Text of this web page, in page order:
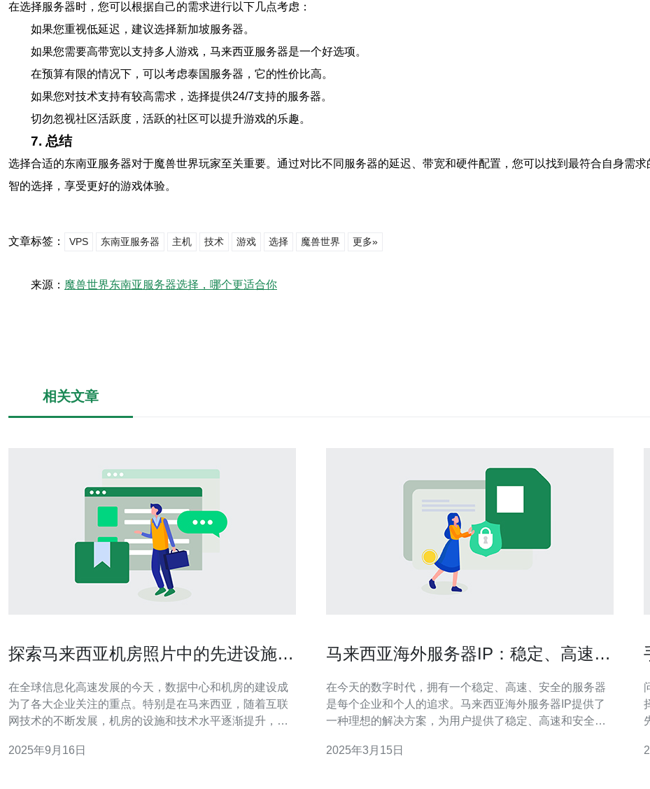
在选择服务器时，您可以根据自己的需求进行以下几点考虑：
如果您重视低延迟，建议选择新加坡服务器。
如果您需要高带宽以支持多人游戏，马来西亚服务器是一个好选项。
在预算有限的情况下，可以考虑泰国服务器，它的性价比高。
如果您对技术支持有较高需求，选择提供24/7支持的服务器。
切勿忽视社区活跃度，活跃的社区可以提升游戏的乐趣。
7. 总结
选择合适的东南亚服务器对于魔兽世界玩家至关重要。通过对比不同服务器的延迟、带宽和硬件配置，您可以找到最符合自身需
智的选择，享受更好的游戏体验。
文章标签： VPS 东南亚服务器 主机 技术 游戏 选择 魔兽世界 更多»
来源： 魔兽世界东南亚服务器选择，哪个更适合你
相关文章
探索马来西亚机房照片中的先进设施和
在全球信息化高速发展的今天，数据中心和机房的建设成
为了各大企业关注的重点。特别是在马来西亚，随着互联
网技术的不断发展，机房的设施和技术水平逐渐提升，吸
带您探索马来西亚机房照片中的先进设施和技术，并为您
2025年9月16日
马来西亚海外服务器IP：稳定、高速、
在今天的数字时代，拥有一个稳定、高速、安全的服务器
是每个企业和个人的追求。马来西亚海外服务器IP提供了
一种理想的解决方案，为用户提供了稳定、高速和安全的
IP，并介绍其主要优点。 稳定性 马来西亚海外服务器IP的
2025年3月15日